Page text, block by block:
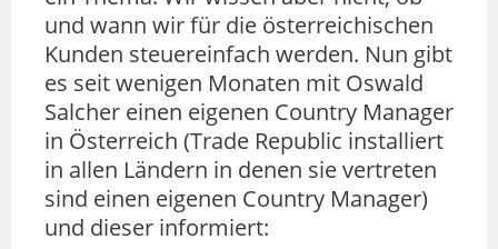
und wann wir für die österreichischen
Kunden steuereinfach werden. Nun gibt
es seit wenigen Monaten mit Oswald
Salcher einen eigenen Country Manager
in Österreich (Trade Republic installiert
in allen Ländern in denen sie vertreten
sind einen eigenen Country Manager)
und dieser informiert: